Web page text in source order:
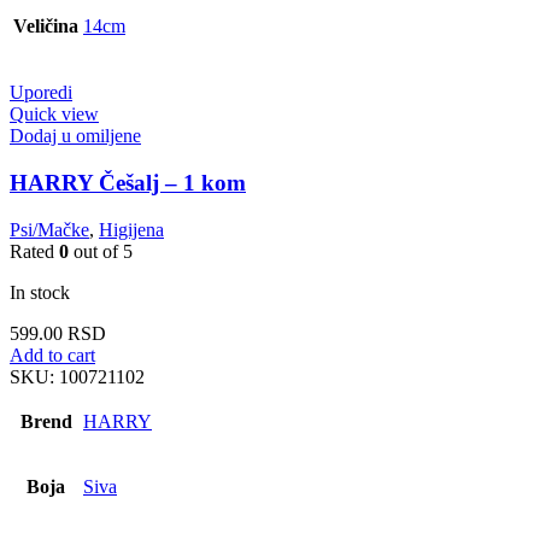
Veličina 14cm
Uporedi
Quick view
Dodaj u omiljene
HARRY Češalj – 1 kom
Psi/Mačke, Higijena
Rated 0 out of 5
In stock
599.00 RSD
Add to cart
SKU: 100721102
Brend HARRY
Boja Siva